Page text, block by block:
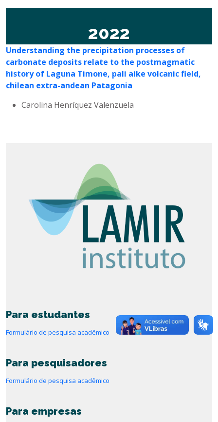
2022
Understanding the precipitation processes of
carbonate deposits relate to the postmagmatic
history of Laguna Timone, pali aike volcanic field,
chilean extra-andean Patagonia
Carolina Henríquez Valenzuela
Para estudantes
Formulário de pesquisa acadêmico
Para pesquisadores
Formulário de pesquisa acadêmico
Para empresas